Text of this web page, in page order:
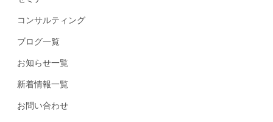
コンサルティング
ブログ一覧
お知らせ一覧
新着情報一覧
お問い合わせ